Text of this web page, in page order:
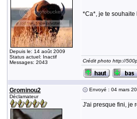
Depuis le: 14 août 2009
Status actuel: Inactif
Messages: 2043
*Ca*, je te
Crédit photo http://
Grominou2
Déclamateur
Envoyé : 04 mars
J'ai presque fini, je